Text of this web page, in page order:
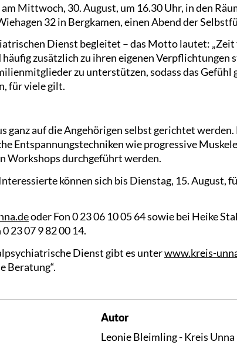
Mittwoch, 30. August, um 16.30 Uhr, in den
32 in Bergkamen, einen Abend der
Dienst begleitet – das Motto lautet: „Zeit
zusätzlich zu ihren eigenen Verpflichtungen
zu unterstützen, sodass das Gefühl
für viele gilt.
ganz auf die Angehörigen selbst gerichtet werden.
Entspannungstechniken wie progressive
Workshops durchgeführt werden.
können sich bis Dienstag, 15. August,
oder Fon 0 23 06 10 05 64 sowie bei Heike
23 07 9 82 00 14.
Dienst gibt es unterwww.kreis-
Beratung“.
Autor
Leonie Bleimling - Kreis Unna